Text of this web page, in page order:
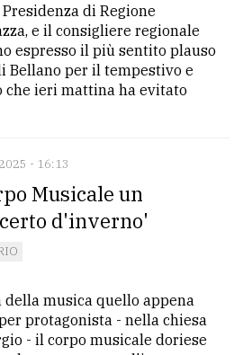
di Regione
e il consigliere regionale
espresso il più sentito plauso
Bellano per il tempestivo e
che ieri mattina ha evitato
- 16:13
Musicale un
d'inverno'
musica quello appena
protagonista - nella chiesa
- il corpo musicale doriese